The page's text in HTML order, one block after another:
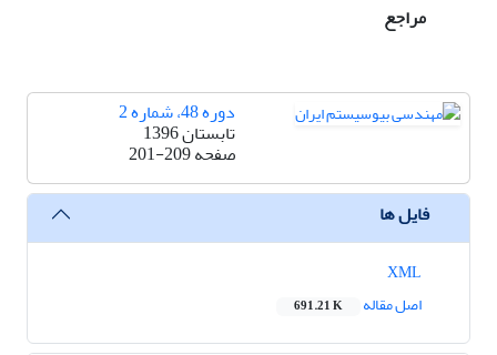
مراجع
دوره 48، شماره 2
تابستان 1396
صفحه201-209
فایل ها
اصل مقاله
691.21 K